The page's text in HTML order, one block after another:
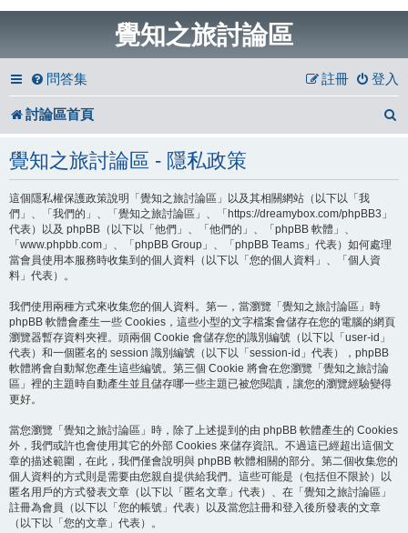
覺知之旅討論區
問答集 登入
註冊
討論區首頁
覺知之旅討論區 - 隱私政策
這個隱私權保護政策說明「覺知之旅討論區」以及其相關網站（以下以「我
們」、「我們的」、「覺知之旅討論區」、「https://dreamybox.com/phpBB3」
代表）以及 phpBB（以下以「他們」、「他們的」、「phpBB 軟體」、
「www.phpbb.com」、「phpBB Group」、「phpBB Teams」代表）如何處理
當會員使用本服務時收集到的個人資料（以下以「您的個人資料」、「個人資
料」代表）。
我們使用兩種方式來收集您的個人資料。第一，當瀏覽「覺知之旅討論區」時
phpBB 軟體會產生一些 Cookies，這些小型的文字檔案會儲存在您的電腦的網頁
瀏覽器暫存資料夾裡。頭兩個 Cookie 會儲存您的識別編號（以下以「user-id」
代表）和一個匿名的 session 識別編號（以下以「session-id」代表），phpBB
軟體將會自動幫您產生這些編號。第三個 Cookie 將會在您瀏覽「覺知之旅討論
區」裡的主題時自動產生並且儲存哪一些主題已被您閱讀，讓您的瀏覽經驗變得
更好。
當您瀏覽「覺知之旅討論區」時，除了上述提到的由 phpBB 軟體產生的 Cookies
外，我們或許也會使用其它的外部 Cookies 來儲存資訊。不過這已經超出這個文
章的描述範圍，在此，我們僅會說明與 phpBB 軟體相關的部分。第二個收集您的
個人資料的方式則是需要由您親自提供給我們。這些可能是（包括但不限於）以
匿名用戶的方式發表文章（以下以「匿名文章」代表）、在「覺知之旅討論區」
註冊為會員（以下以「您的帳號」代表）以及當您註冊和登入後所發表的文章
（以下以「您的文章」代表）。